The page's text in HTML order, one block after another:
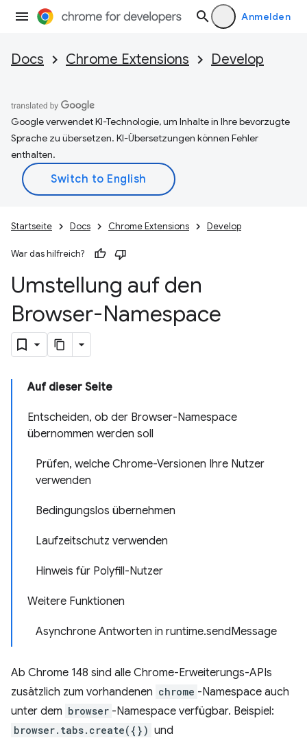
Anmelden
Docs Chrome Extensions Develop
Google verwendet KI-Technologie, um Inhalte in Ihre bevorzugte
Sprache zu übersetzen. KI-Übersetzungen können Fehler
enthalten.
Startseite Docs Chrome Extensions Develop
War das hilfreich?
Umstellung auf den
Browser-Namespace
Auf dieser Seite
Entscheiden, ob der Browser-Namespace
übernommen werden soll
Prüfen, welche Chrome-Versionen Ihre Nutzer
verwenden
Bedingungslos übernehmen
Laufzeitschutz verwenden
Hinweis für Polyfill-Nutzer
Weitere Funktionen
Asynchrone Antworten in runtime.sendMessage
Ab Chrome 148 sind alle Chrome-Erweiterungs-APIs
zusätzlich zum vorhandenen chrome -Namespace auch
unter dem browser -Namespace verfügbar. Beispiel:
browser.tabs.create({}) und